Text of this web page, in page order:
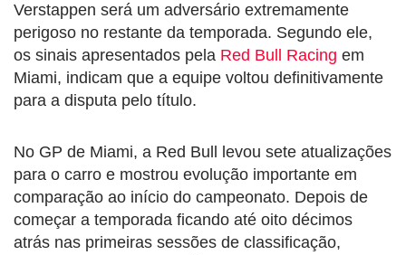
Verstappen será um adversário extremamente
perigoso no restante da temporada. Segundo ele,
os sinais apresentados pela Red Bull Racing em
Miami, indicam que a equipe voltou definitivamente
para a disputa pelo título.
No GP de Miami, a Red Bull levou sete atualizações
para o carro e mostrou evolução importante em
comparação ao início do campeonato. Depois de
começar a temporada ficando até oito décimos
atrás nas primeiras sessões de classificação,